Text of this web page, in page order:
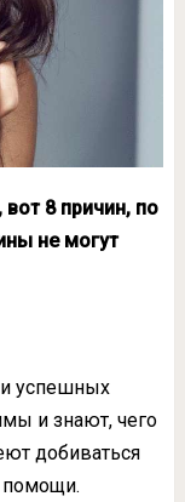
вот 8 причин, по
не могут
успешных
и знают, чего
добиваться
помощи.